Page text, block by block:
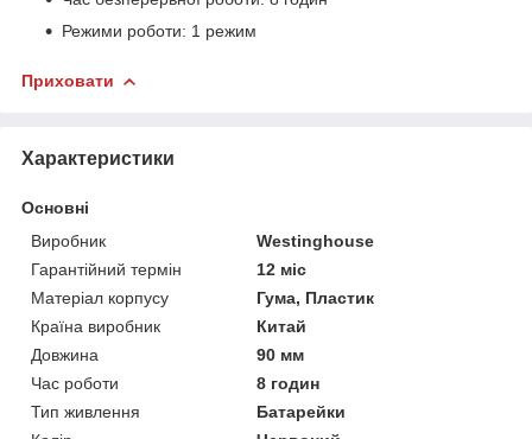
Режими роботи: 1 режим
Приховати
Характеристики
Основні
Виробник
Westinghouse
Гарантійний термін
12 міс
Матеріал корпусу
Гума, Пластик
Країна виробник
Китай
Довжина
90 мм
Час роботи
8 годин
Тип живлення
Батарейки